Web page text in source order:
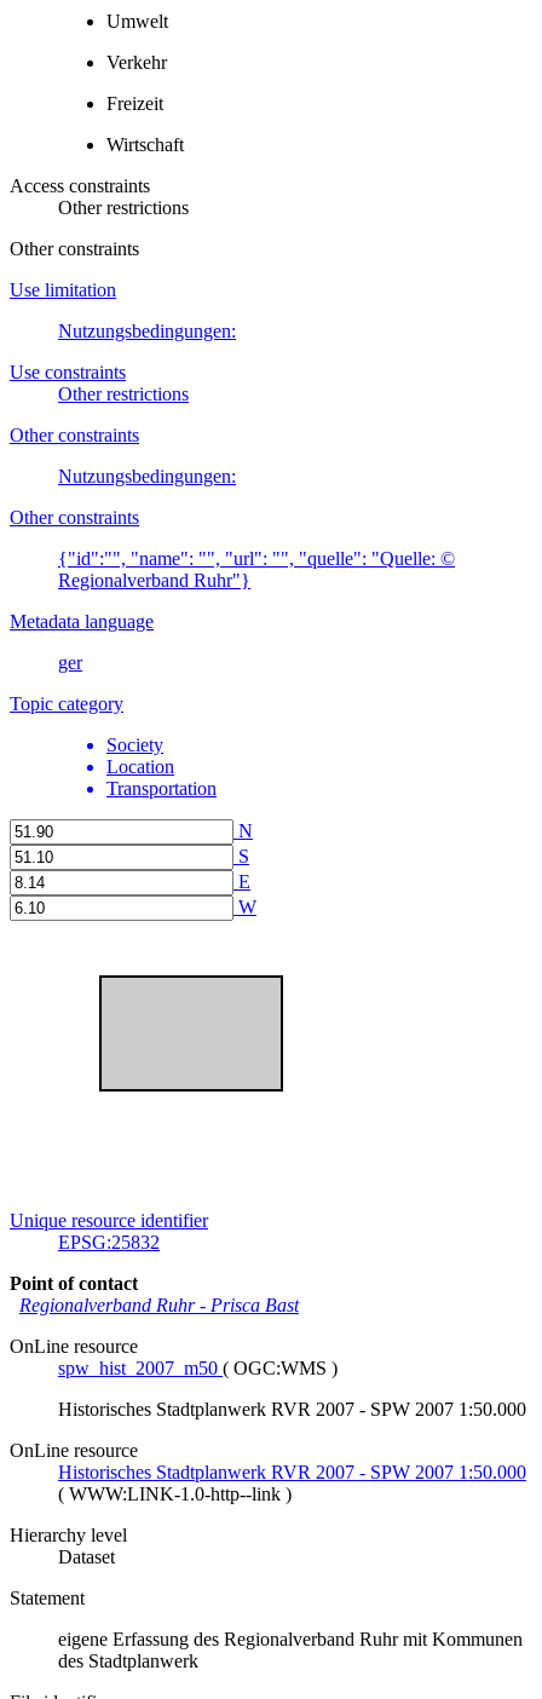
Umwelt
Verkehr
Freizeit
Wirtschaft
Access constraints
Other restrictions
Other constraints
Use limitation
Nutzungsbedingungen:
Use constraints
Other restrictions
Other constraints
Nutzungsbedingungen:
Other constraints
{"id":"", "name": "", "url": "", "quelle": "Quelle: ©
Regionalverband Ruhr"}
Metadata language
ger
Topic category
Society
Location
Transportation
N
S
E
W
Unique resource identifier
EPSG:25832
Point of contact
Regionalverband Ruhr- Prisca Bast
OnLine resource
spw_hist_2007_m50 ( OGC:WMS )
Historisches Stadtplanwerk RVR 2007 - SPW 2007 1:50.000
OnLine resource
Historisches Stadtplanwerk RVR 2007 - SPW 2007 1:50.000
( WWW:LINK-1.0-http--link )
Hierarchy level
Dataset
Statement
eigene Erfassung des Regionalverband Ruhr mit Kommunen
des Stadtplanwerk